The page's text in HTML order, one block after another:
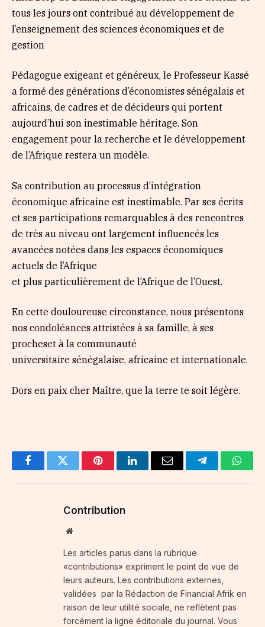
tous les jours ont contribué au développement de
l’enseignement des sciences économiques et de
gestion
Pédagogue exigeant et généreux, le Professeur Kassé
a formé des générations d’économistes sénégalais et
africains, de cadres et de décideurs qui portent
aujourd’hui son inestimable héritage. Son
engagement pour la recherche et le développement
de l’Afrique restera un modèle.
Sa contribution au processus d’intégration
économique africaine est inestimable. Par ses écrits
et ses participations remarquables à des rencontres
de très au niveau ont largement influencés les
avancées notées dans les espaces économiques
actuels de l’Afrique
et plus particulièrement de l’Afrique de l’Ouest.
En cette douloureuse circonstance, nous présentons
nos condoléances attristées à sa famille, à ses
procheset à la communauté
universitaire sénégalaise, africaine et internationale.
Dors en paix cher Maître, que la terre te soit légère.
FacebookTwitter PinterestLinkedInEmail Telegram
Contribution
Website
Les articles parus dans la rubrique
«contributions» expriment le point de vue de
leurs auteurs. Les contributions externes,
validées par la Rédaction de Financial Afrik en
raison de leur utilité sociale, ne reflètent pas
forcément la ligne éditoriale du journal. Vous